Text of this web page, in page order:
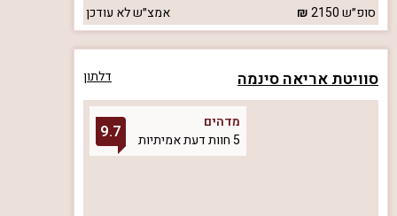
סופ״ש2150 אמצ״שלא עודכן
סוויטת אריאה סינמה דלתון
מדהים
5 חוות דעת אמיתיות
9.7